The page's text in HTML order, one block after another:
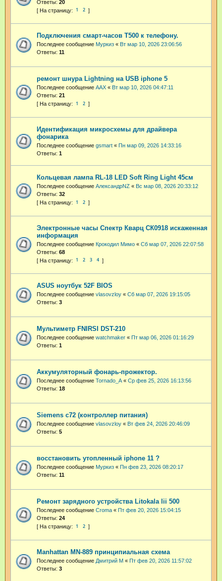
Ответы: 20
1 2
Подключения смарт-часов Т500 к телефону.
Последнее сообщение Муркиз « Вт мар 10, 2026 23:06:56
Ответы: 11
ремонт шнура Lightning на USB iphone 5
Последнее сообщение AAX « Вт мар 10, 2026 04:47:11
Ответы: 21
1 2
Идентификация микросхемы для драйвера
фонарика
Последнее сообщение gsmart « Пн мар 09, 2026 14:33:16
Ответы: 1
Кольцевая лампа RL-18 LED Soft Ring Light 45см
Последнее сообщение АлександрNZ « Вс мар 08, 2026 20:33:12
Ответы: 32
1 2
Электронные часы Спектр Кварц СК0918 искаженная
информация
Последнее сообщение Крокодил Мимо « Сб мар 07, 2026 22:07:58
Ответы: 68
1 2 3 4
ASUS ноутбук 52F BIOS
Последнее сообщение vlasovzloy « Сб мар 07, 2026 19:15:05
Ответы: 3
Мультиметр FNIRSI DST-210
Последнее сообщение watchmaker « Пт мар 06, 2026 01:16:29
Ответы: 1
Аккумуляторный фонарь-прожектор.
Последнее сообщение Tornado_A« Ср фев 25, 2026 16:13:56
Ответы: 18
Siemens c72 (контроллер питания)
Последнее сообщение vlasovzloy « Вт фев 24, 2026 20:46:09
Ответы: 5
восстановить утопленный iphone 11 ?
Последнее сообщение Муркиз « Пн фев 23, 2026 08:20:17
Ответы: 11
Ремонт зарядного устройства Litokala lii 500
Последнее сообщение Croma « Пт фев 20, 2026 15:04:15
Ответы: 24
1 2
Manhattan MN-889 принципиальная схема
Последнее сообщение Дмитрий М « Пт фев 20, 2026 11:57:02
Ответы: 3